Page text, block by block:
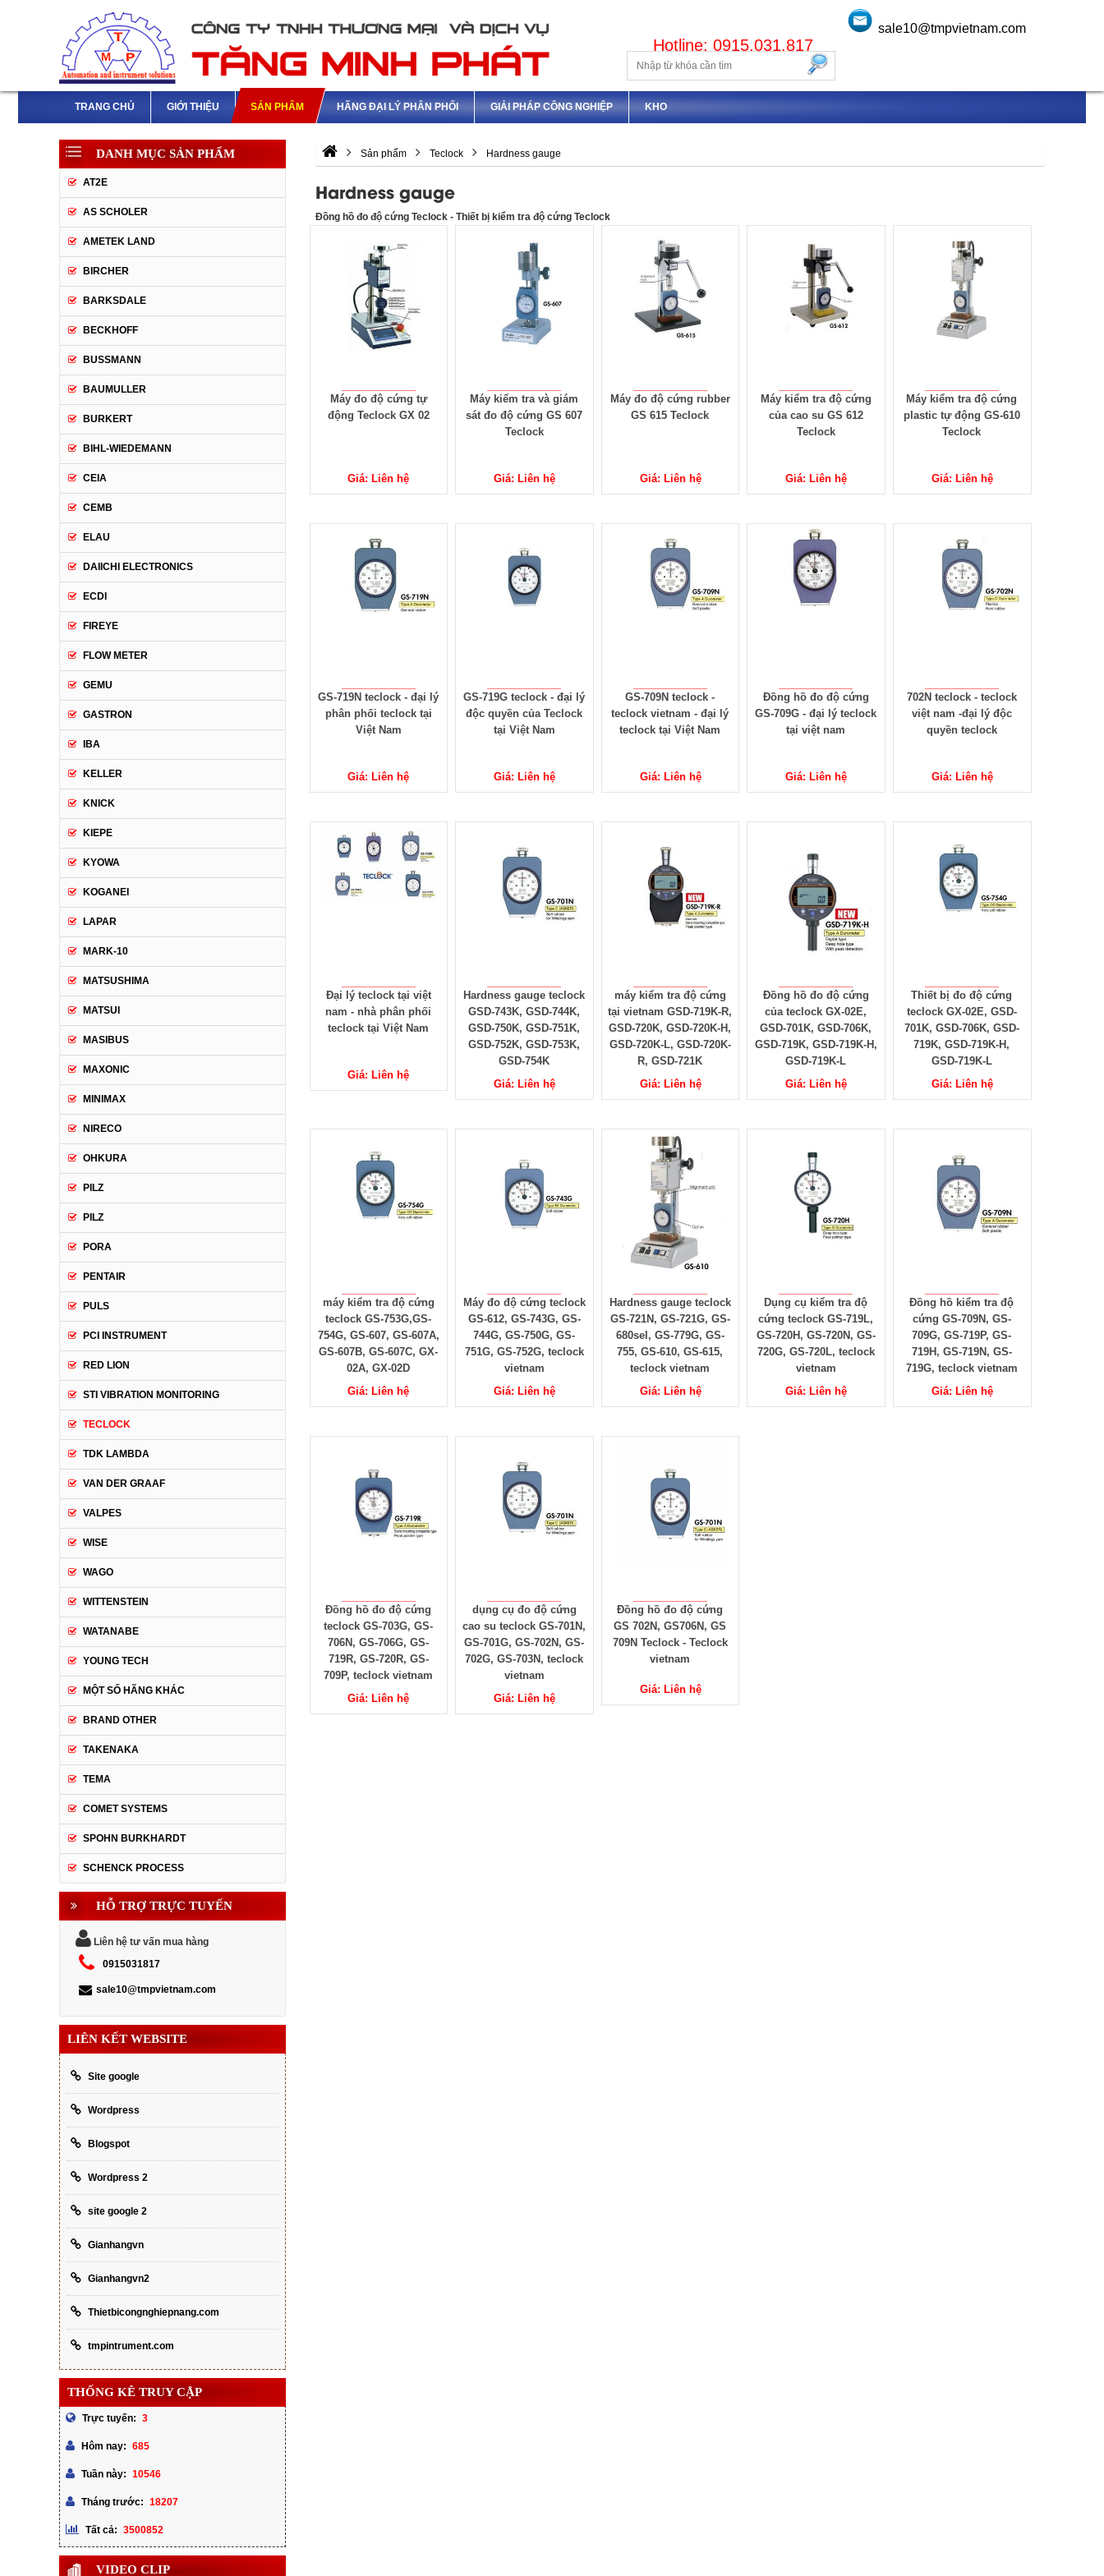
Hotline: 0915.031.817
sale10@tmpvietnam.com
TRANG CHỦ GIỚI THIỆU SẢN PHẨM HÃNG ĐẠI LÝ PHÂN PHỐI GIẢI PHÁP CÔNG NGHIỆP KHO
Sản phẩm Teclock Hardness gauge
Hardness gauge
Đồng hồ đo độ cứng Teclock - Thiết bị kiểm tra độ cứng Teclock
Máy đo độ cứng tự
động Teclock GX 02
Giá: Liên hệ
Máy kiểm tra và giám
sát đo độ cứng GS 607
Teclock
Giá: Liên hệ
Máy đo độ cứng rubber
GS 615 Teclock
Giá: Liên hệ
Máy kiểm tra độ cứng
của cao su GS 612
Teclock
Giá: Liên hệ
Máy kiểm tra độ cứng
plastic tự động GS-610
Teclock
Giá: Liên hệ
GS-719N teclock - đại lý
phân phối teclock tại
Việt Nam
Giá: Liên hệ
GS-719G teclock - đại lý
độc quyền của Teclock
tại Việt Nam
Giá: Liên hệ
GS-709N teclock -
teclock vietnam - đại lý
teclock tại Việt Nam
Giá: Liên hệ
Đồng hồ đo độ cứng
GS-709G - đại lý teclock
tại việt nam
Giá: Liên hệ
702N teclock - teclock
việt nam -đại lý độc
quyền teclock
Giá: Liên hệ
Đại lý teclock tại việt
nam - nhà phân phối
teclock tại Việt Nam
Giá: Liên hệ
Hardness gauge teclock
GSD-743K, GSD-744K,
GSD-750K, GSD-751K,
GSD-752K, GSD-753K,
GSD-754K
Giá: Liên hệ
máy kiểm tra độ cứng
tại vietnam GSD-719K-R,
GSD-720K, GSD-720K-H,
GSD-720K-L, GSD-720K-
R, GSD-721K
Giá: Liên hệ
Đồng hồ đo độ cứng
của teclock GX-02E,
GSD-701K, GSD-706K,
GSD-719K, GSD-719K-H,
GSD-719K-L
Giá: Liên hệ
Thiết bị đo độ cứng
teclock GX-02E, GSD-
701K, GSD-706K, GSD-
719K, GSD-719K-H,
GSD-719K-L
Giá: Liên hệ
máy kiểm tra độ cứng
teclock GS-753G,GS-
754G, GS-607, GS-607A,
GS-607B, GS-607C, GX-
02A, GX-02D
Giá: Liên hệ
Máy đo độ cứng teclock
GS-612, GS-743G, GS-
744G, GS-750G, GS-
751G, GS-752G, teclock
vietnam
Giá: Liên hệ
Hardness gauge teclock
GS-721N, GS-721G, GS-
680sel, GS-779G, GS-
755, GS-610, GS-615,
teclock vietnam
Giá: Liên hệ
Dụng cụ kiểm tra độ
cứng teclock GS-719L,
GS-720H, GS-720N, GS-
720G, GS-720L, teclock
vietnam
Giá: Liên hệ
Đồng hồ kiểm tra độ
cứng GS-709N, GS-
709G, GS-719P, GS-
719H, GS-719N, GS-
719G, teclock vietnam
Giá: Liên hệ
Đồng hồ đo độ cứng
teclock GS-703G, GS-
706N, GS-706G, GS-
719R, GS-720R, GS-
709P, teclock vietnam
Giá: Liên hệ
dụng cụ đo độ cứng
cao su teclock GS-701N,
GS-701G, GS-702N, GS-
702G, GS-703N, teclock
vietnam
Giá: Liên hệ
Đồng hồ đo độ cứng
GS 702N, GS706N, GS
709N Teclock - Teclock
vietnam
Giá: Liên hệ
DANH MỤC SẢN PHẨM
AT2E
AS SCHOLER
AMETEK LAND
BIRCHER
BARKSDALE
BECKHOFF
BUSSMANN
BAUMULLER
BURKERT
BIHL-WIEDEMANN
CEIA
CEMB
ELAU
DAIICHI ELECTRONICS
ECDI
FIREYE
FLOW METER
GEMU
GASTRON
IBA
KELLER
KNICK
KIEPE
KYOWA
KOGANEI
LAPAR
MARK-10
MATSUSHIMA
MATSUI
MASIBUS
MAXONIC
MINIMAX
NIRECO
OHKURA
PILZ
PILZ
PORA
PENTAIR
PULS
PCI INSTRUMENT
RED LION
STI VIBRATION MONITORING
TECLOCK
TDK LAMBDA
VAN DER GRAAF
VALPES
WISE
WAGO
WITTENSTEIN
WATANABE
YOUNG TECH
MỘT SỐ HÃNG KHÁC
BRAND OTHER
TAKENAKA
TEMA
COMET SYSTEMS
SPOHN BURKHARDT
SCHENCK PROCESS
HỖ TRỢ TRỰC TUYẾN
Liên hệ tư vấn mua hàng
0915031817
sale10@tmpvietnam.com
LIÊN KẾT WEBSITE
Site google
Wordpress
Blogspot
Wordpress 2
site google 2
Gianhangvn
Gianhangvn2
Thietbicongnghiepnang.com
tmpintrument.com
THỐNG KÊ TRUY CẬP
Trực tuyến: 3
Hôm nay: 685
Tuần này: 10546
Tháng trước: 18207
Tất cả: 3500852
VIDEO CLIP